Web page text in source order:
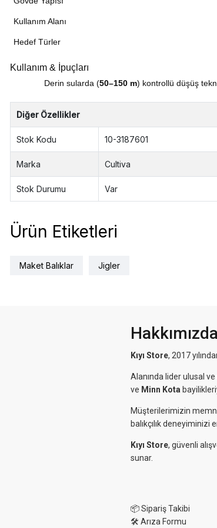
Kullanım Alanı
Hedef Türler
Kullanım & İpuçları
Derin sularda (50–150 m) kontrollü düşüş
Diğer Özellikler
Stok Kodu 10-3187601
Marka Cultiva
Stok Durumu Var
Ürün Etiketleri
Maket Balıklar Jigler
Hakkımızda
Kıyı Store, 2017
Alanında lider ulusal
ve Minn Kota
Müşterilerimizin
balıkçılık deneyiminizi
Kıyı Store, güvenli
sunar.
📦 Sipariş Takibi
🛠 Arıza Formu